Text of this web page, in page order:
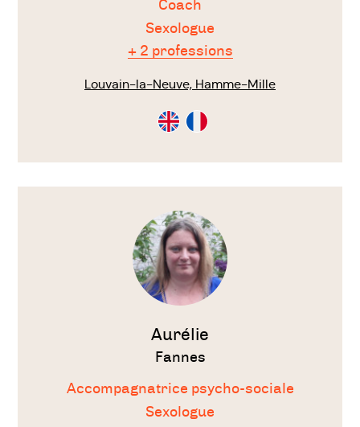
Coach
Sexologue
+ 2 professions
Louvain-la-Neuve, Hamme-Mille
Consultation
en
Consultation
en
Voir
Aurélie
Fannes
Accompagnatrice psycho-sociale
Sexologue